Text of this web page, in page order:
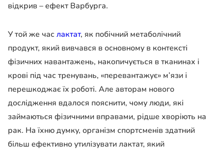
відкрив – ефект Варбурга.
У той же час лактат, як побічний метаболічний
продукт, який вивчався в основному в контексті
фізичних навантажень, накопичується в тканинах і
крові під час тренувань, «перевантажує» м’язи і
перешкоджає їх роботі. Але авторам нового
дослідження вдалося пояснити, чому люди, які
займаються фізичними вправами, рідше хворіють на
рак. На їхню думку, організм спортсменів здатний
більш ефективно утилізувати лактат, який